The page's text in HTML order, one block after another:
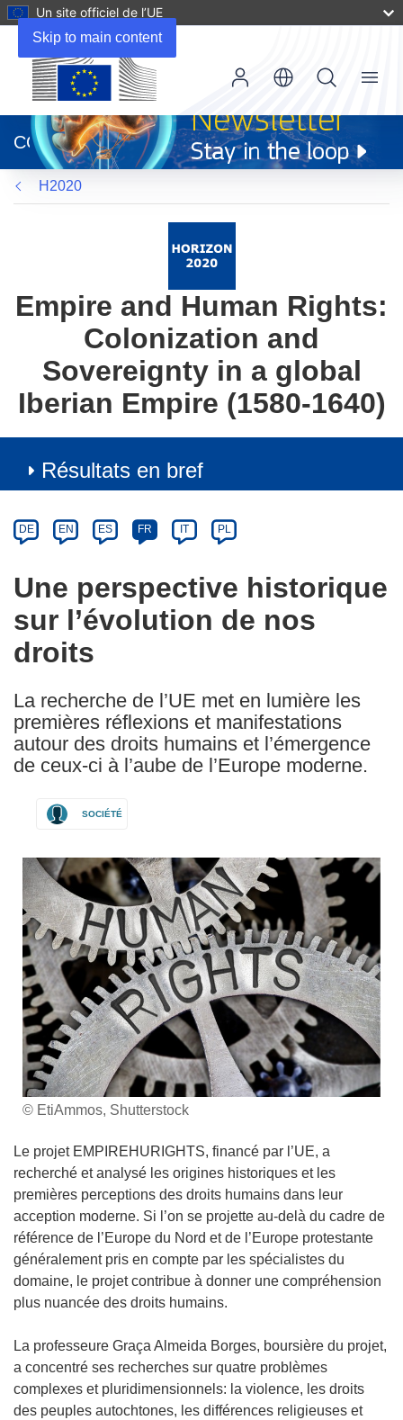
Skip to main content
Un site officiel de l’UE
dans
une
nouvelle
fenêtre)
CORDIS
Menu
H2020
Empire and Human Rights:
Colonization and
Sovereignty in a global
Iberian Empire (1580-1640)
Résultats en bref
Category
Article
available
the
following
languages:
DE EN ES FR IT PL
Une perspective historique
sur l’évolution de nos
droits
La recherche de l’UE met en lumière les
premières réflexions et manifestations
autour des droits humains et l’émergence
de ceux-ci à l’aube de l’Europe moderne.
SOCIÉTÉ
© EtiAmmos, Shutterstock
Le projet EMPIREHURIGHTS, financé par l’UE, a
recherché et analysé les origines historiques et les
premières perceptions des droits humains dans leur
acception moderne. Si l’on se projette au-delà du cadre de
référence de l’Europe du Nord et de l’Europe protestante
généralement pris en compte par les spécialistes du
domaine, le projet contribue à donner une compréhension
plus nuancée des droits humains.
La professeure Graça Almeida Borges, boursière du projet,
a concentré ses recherches sur quatre problèmes
complexes et pluridimensionnels: la violence, les droits
des peuples autochtones, les différences religieuses et